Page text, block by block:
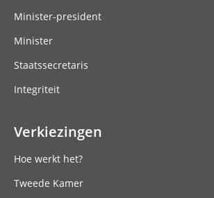
Minister-president
Minister
Staatssecretaris
Integriteit
Verkiezingen
Hoe werkt het?
Tweede Kamer